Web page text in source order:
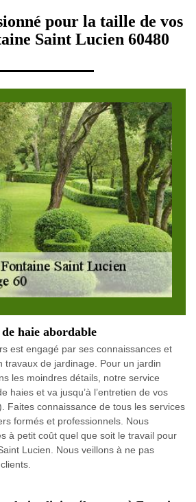
pour la taille de vos
Saint Lucien 60480
haie abordable
est engagé par ses connaissances et
travaux de jardinage. Pour un jardin
les moindres détails, notre service
haies et va jusqu’à l’entretien de vos
Faites connaissance de tous les services
formés et professionnels. Nous
à petit coût quel que soit le travail pour
Lucien. Nous veillons à ne pas